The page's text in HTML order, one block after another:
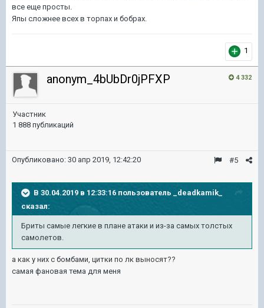
все еще просты.
Япы сложнее всех в торпах и бобрах.
1
4 332
anonym_4bUbDr0jPFXP
Участник
1 888 публикаций
#5
Опубликовано: 30 апр 2019, 12:42:20
В 30.04.2019 в 12:33:16 пользователь
_deadkamik_
сказал:
Бриты самые легкие в плане атаки и из-за самых толстых
самолетов.
а как у них с бомбами, цитки по лк выносят??
самая фановая тема для меня